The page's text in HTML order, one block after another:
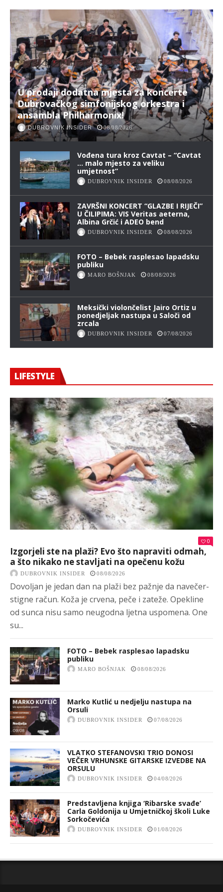
U prodaji dodatna mjesta za koncerte
Dubrovačkog simfonijskog orkestra i
ansambla Philharmonix!
DUBROVNIK INSIDER 08/08/2026
Vođena tura kroz Cavtat – “Cavtat
… malo mjesto za veliku
umjetnost”
DUBROVNIK INSIDER 08/08/2026
ZAVRŠNI KONCERT “GLAZBE I RIJEČI”
U ČILIPIMA: VIS Veritas aeterna,
Albina Grčić i ADEO bend
DUBROVNIK INSIDER 08/08/2026
FOTO – Bebek rasplesao lapadsku
publiku
MARO BOŠNJAK 08/08/2026
Meksički violončelist Jairo Ortiz u
ponedjeljak nastupa u Saloči od
zrcala
DUBROVNIK INSIDER 07/08/2026
LIFESTYLE
0
Izgorjeli ste na plaži? Evo što napraviti odmah,
a što nikako ne stavljati na opečenu kožu
DUBROVNIK INSIDER 08/08/2026
Dovoljan je jedan dan na plaži bez pažnje da navečer-
stigne račun. Koža je crvena, peče i zateže. Opekline
od sunca nisu samo neugodna ljetna uspomena. One
su...
FOTO – Bebek rasplesao lapadsku
publiku
MARO BOŠNJAK 08/08/2026
Marko Kutlić u nedjelju nastupa na
Orsuli
DUBROVNIK INSIDER 07/08/2026
VLATKO STEFANOVSKI TRIO DONOSI
VEČER VRHUNSKE GITARSKE IZVEDBE NA
ORSULU
DUBROVNIK INSIDER 04/08/2026
Predstavljena knjiga ‘Ribarske svađe’
Carla Goldonija u Umjetničkoj školi Luke
Sorkočevića
DUBROVNIK INSIDER 01/08/2026